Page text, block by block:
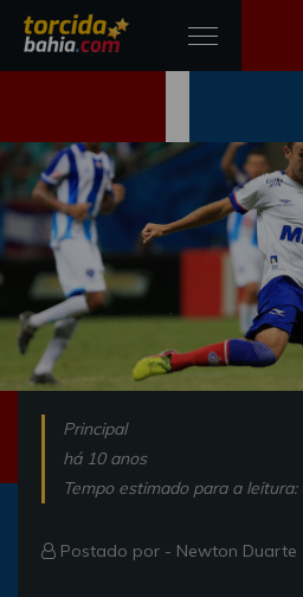
Principal
há 10 anos
Tempo estimado para a
Postado por - Newton Duarte